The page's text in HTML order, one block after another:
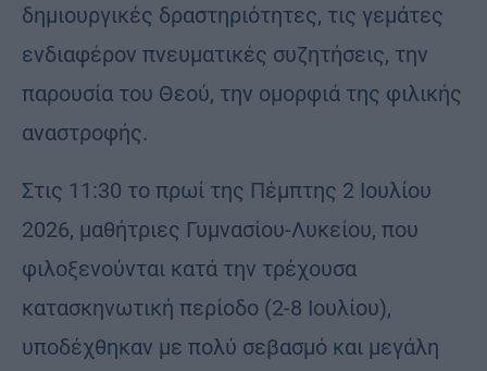
δημιουργικές δραστηριότητες, τις γεμάτες
ενδιαφέρον πνευματικές συζητήσεις, την
παρουσία του Θεού, την ομορφιά της φιλικής
αναστροφής.
Στις 11:30 το πρωί της Πέμπτης 2 Ιουλίου
2026, μαθήτριες Γυμνασίου-Λυκείου, που
φιλοξενούνται κατά την τρέχουσα
κατασκηνωτική περίοδο (2-8 Ιουλίου),
υποδέχθηκαν με πολύ σεβασμό και μεγάλη